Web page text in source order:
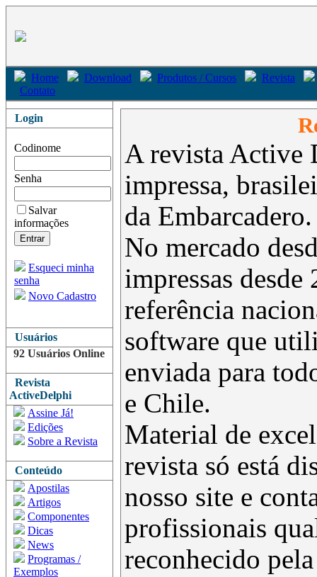
Home Download Produtos / Cursos
Revista
Contato
Login
Codinome
Senha
Salvar
informações
Esqueci minha
senha
Novo Cadastro
Usuários
92 Usuários Online
Revista
ActiveDelphi
Assine Já!
Edições
Sobre a Revista
Conteúdo
Apostilas
Artigos
Componentes
Dicas
News
Programas /
Exemplos
A revista Active
impressa,
da Embarcadero.
No mercado
impressas
referência
software que
enviada para
e Chile.
Material de
revista só está
nosso site e
profissionais
reconhecido